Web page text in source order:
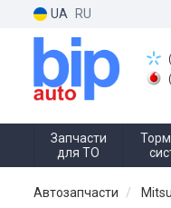
UA RU
Запчасти
для ТО
Автозапчасти